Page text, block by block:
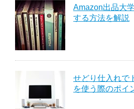
Amazon出品大
する方法を解説
せどり仕入れで
を使う際のポイ